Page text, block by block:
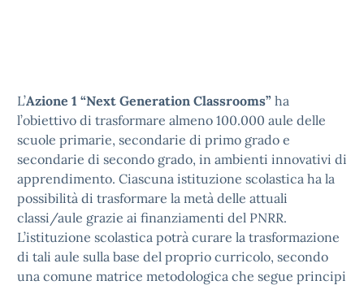
L’Azione 1 “Next Generation Classrooms” ha
l’obiettivo di trasformare almeno 100.000 aule delle
scuole primarie, secondarie di primo grado e
secondarie di secondo grado, in ambienti innovativi di
apprendimento. Ciascuna istituzione scolastica ha la
possibilità di trasformare la metà delle attuali
classi/aule grazie ai finanziamenti del PNRR.
L’istituzione scolastica potrà curare la trasformazione
di tali aule sulla base del proprio curricolo, secondo
una comune matrice metodologica che segue principi